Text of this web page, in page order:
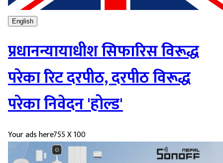
English
प्रधानन्यायाधीश सिफारिस विरूद्ध
परेका रिट दरपीठ, दरपीठ विरूद्ध
परेका निवेदन 'होल्ड'
Your ads here755 X 100